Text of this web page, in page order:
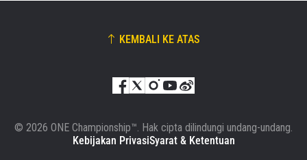
KEMBALI KE ATAS
© 2026 ONE Championship™. Hak cipta dilindungi undang-undang.
Kebijakan PrivasiSyarat & Ketentuan